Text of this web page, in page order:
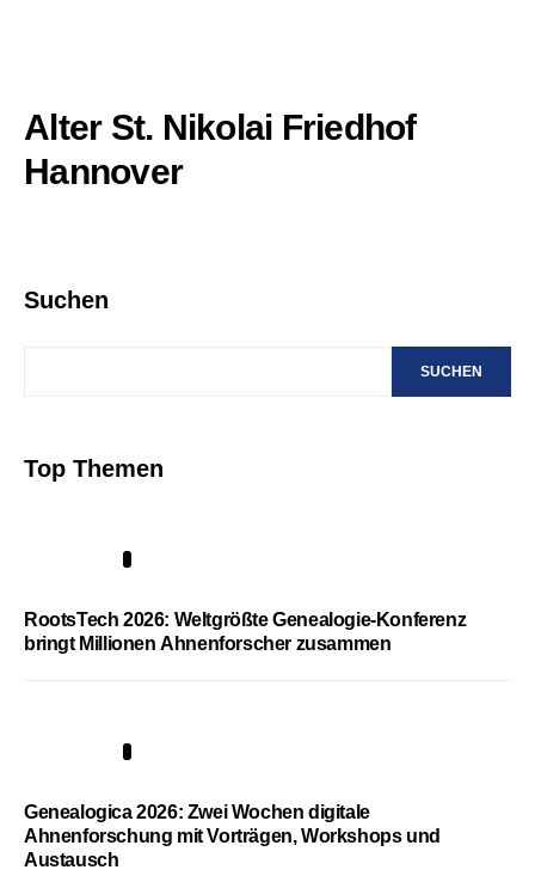
Alter St. Nikolai Friedhof
Hannover
Suchen
SUCHEN
Top Themen
RootsTech 2026: Weltgrößte Genealogie-Konferenz
bringt Millionen Ahnenforscher zusammen
Genealogica 2026: Zwei Wochen digitale
Ahnenforschung mit Vorträgen, Workshops und
Austausch